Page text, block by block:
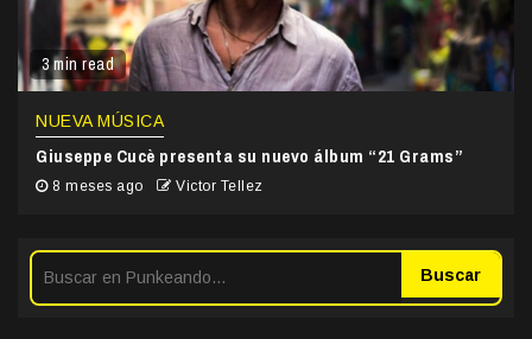
3 min read
NUEVA MÚSICA
Giuseppe Cucè presenta su nuevo álbum “21 Grams”
8 meses ago Victor Tellez
Buscar